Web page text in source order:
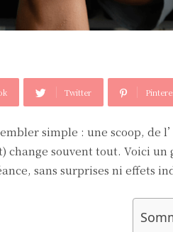
Twitter
simple : une scoop,
souvent tout. Voici
sans surprises ni effets